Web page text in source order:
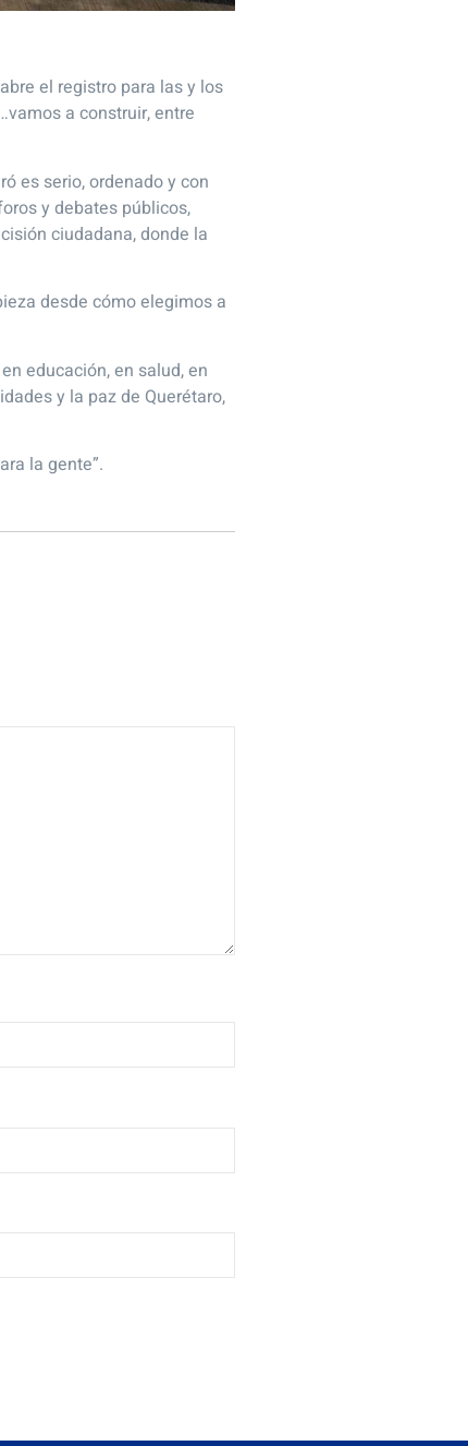
el registro para las y los
a construir, entre
es serio, ordenado y con
y debates públicos,
ciudadana, donde la
desde cómo elegimos a
educación, en salud, en
y la paz de Querétaro,
la gente”.